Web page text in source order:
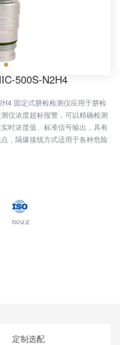
500S-N2H4
固定式肼检检测仪应用于肼检
仪浓度超标报警，可以精确检测
时浓度值、标准信号输出，具有
，隔爆接线方式适用于各种危险
定制选配